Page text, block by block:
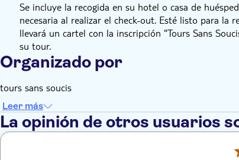
Se incluye la recogida en su hotel o casa de
necesaria al realizar el check-out. Esté listo para la
llevará un cartel con la inscripción "Tours Sans
su tour.
Organizado por
tours sans soucis
Leer más
La opinión de otros usuarios